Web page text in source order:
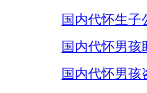
国内代怀生子
国内代怀男孩
国内代怀男孩